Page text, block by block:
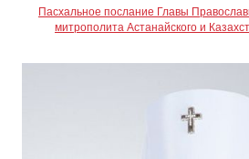
Пасхальное послание Главы
митрополита Астанайского и